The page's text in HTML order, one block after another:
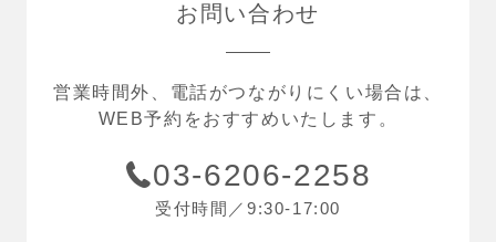
お問い合わせ
営業時間外、電話がつながりにくい場合は、
WEB予約をおすすめいたします。
03-6206-2258
受付時間／9:30-17:00